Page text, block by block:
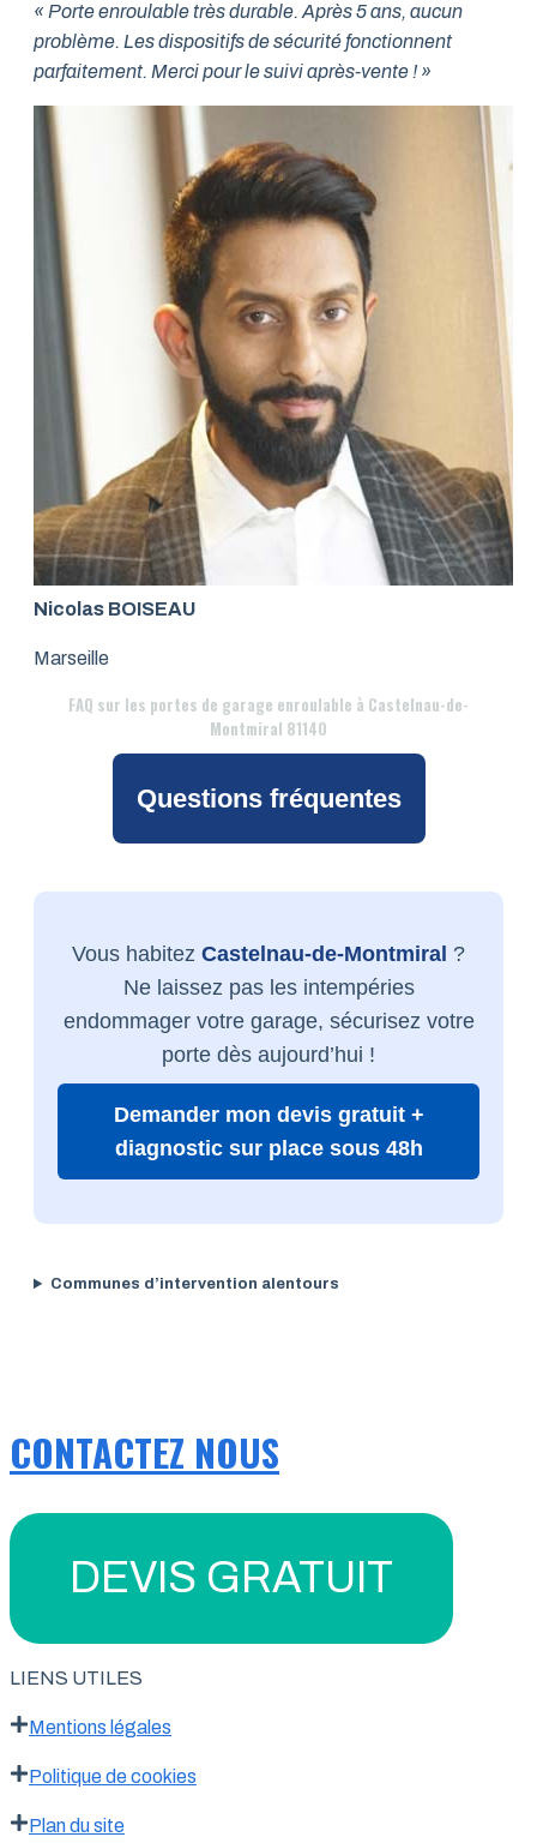
« Porte enroulable très durable. Après 5 ans, aucun
problème. Les dispositifs de sécurité fonctionnent
parfaitement. Merci pour le suivi après-vente ! »
Nicolas BOISEAU
Marseille
FAQ sur les portes de garage enroulable à Castelnau-de-
Montmiral 81140
Questions fréquentes
Vous habitez Castelnau-de-Montmiral ?
Ne laissez pas les intempéries
endommager votre garage, sécurisez votre
porte dès aujourd’hui !
Demander mon devis gratuit +
diagnostic sur place sous 48h
Communes d’intervention alentours
CONTACTEZ NOUS
DEVIS GRATUIT
LIENS UTILES
Mentions légales
Politique de cookies
Plan du site